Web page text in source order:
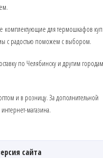
комплектующие для термошкафов
с радостью поможем с выбором.
по Челябинску и другим городам
и в розницу. За дополнительной
магазина.
сайта